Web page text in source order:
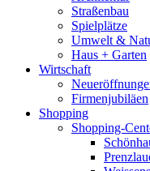
Straßenbau
Spielplätze
Umwelt &
Haus + Garten
Wirtschaft
Firmenjubiläen
Shopping
Shopping-